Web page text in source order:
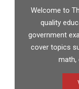
Welcome to
quality
government
cover topics
math,